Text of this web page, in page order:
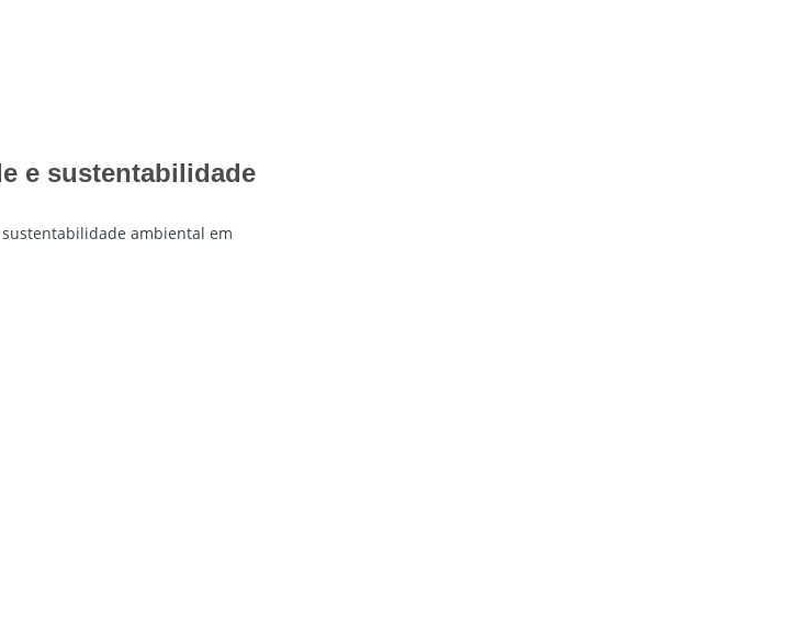
e sustentabilidade
ambiental em